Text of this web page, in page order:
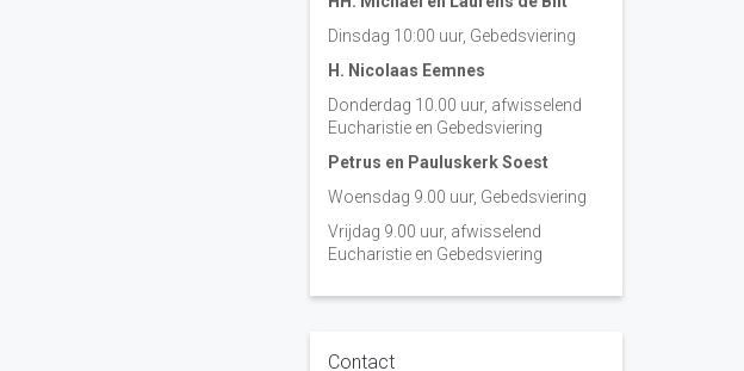
Dinsdag 10:00 uur, Gebedsviering
H. Nicolaas Eemnes
Donderdag 10.00 uur, afwisselend
Eucharistie en Gebedsviering
Petrus en Pauluskerk Soest
Woensdag 9.00 uur, Gebedsviering
Vrijdag 9.00 uur, afwisselend
Eucharistie en Gebedsviering
Contact